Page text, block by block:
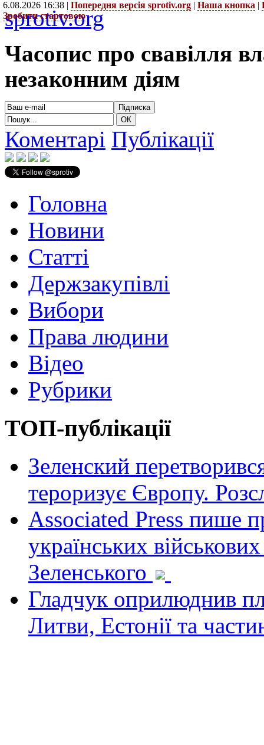
6.08.2026 16:38 | Попередня версія sprotiv.org | Наша кнопка |
Зробити стартовою
sprotiv.org
Часопис про свавілля
незаконним діям
Коментарі Публікації
Головна
Новини
Статті
Держзакупівлі
Вибори
Права людини
Відео
Рубрики
ТОП-публікації
Зеленский
тероризує Європу.
Associated Press пише
українських
Зеленського
Гладчук оприлюднив
Литви, Естонії та